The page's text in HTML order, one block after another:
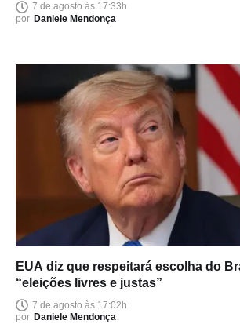
7 de agosto às 17:33h
por Daniele Mendonça
EUA diz que respeitará escolha do
“eleições livres e justas”
7 de agosto às 17:02h
por Daniele Mendonça